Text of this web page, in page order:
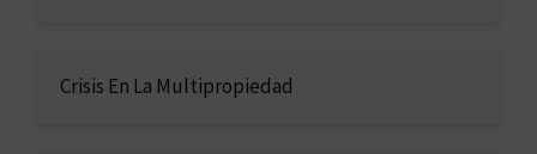
Crisis En La Multipropiedad